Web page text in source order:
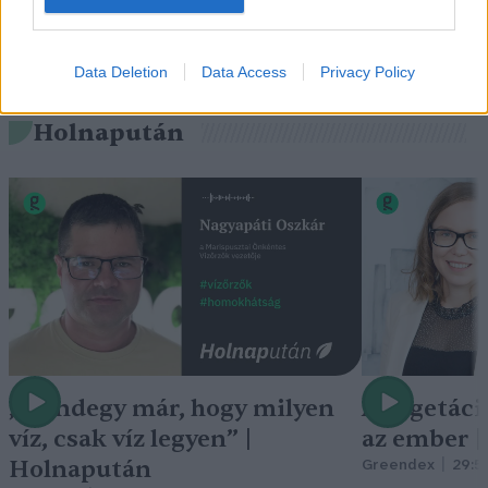
Data Deletion Data Access Privacy Policy
Holnapután
„Mindegy már, hogy milyen
víz, csak víz legyen” |
Holnapután
A
az ember
Greendex